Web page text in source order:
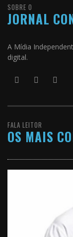
SOBRE O
JORNAL
A Mídia
digital.
FALA LEITOR
OS MAIS